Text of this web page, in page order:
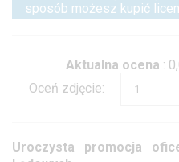
sposób możesz kupić
Aktualna ocena :
Oceń zdjęcie:
Uroczysta promocja